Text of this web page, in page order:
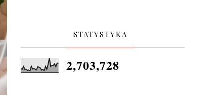
STATYSTYKA
2,703,728